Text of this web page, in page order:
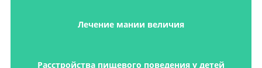
Лечение мании величия
Расстройства пищевого поведения у детей